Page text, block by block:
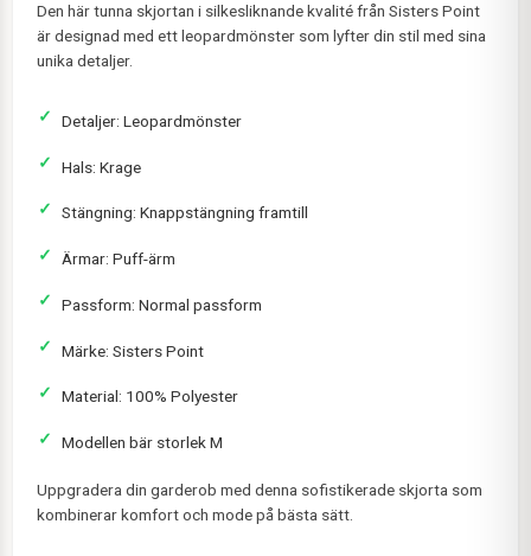
Den här tunna skjortan i silkesliknande kvalité från Sisters Point
är designad med ett leopardmönster som lyfter din stil med sina
unika detaljer.
Detaljer: Leopardmönster
Hals: Krage
Stängning: Knappstängning framtill
Ärmar: Puff-ärm
Passform: Normal passform
Märke: Sisters Point
Material: 100% Polyester
Modellen bär storlek M
Uppgradera din garderob med denna sofistikerade skjorta som
kombinerar komfort och mode på bästa sätt.